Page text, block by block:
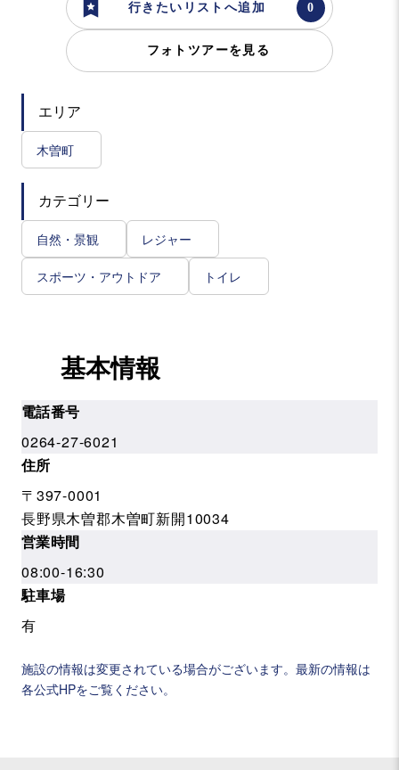
行きたいリストへ追加
フォトツアーを見る
エリア
木曽町
カテゴリー
自然・景観 レジャー
スポーツ・アウトドア トイレ
基本情報
電話番号
0264-27-6021
住所
〒397-0001
長野県木曽郡木曽町新開10034
営業時間
08:00-16:30
駐車場
有
施設の情報は変更されている場合がございます。最新の情報は
各公式HPをご覧ください。